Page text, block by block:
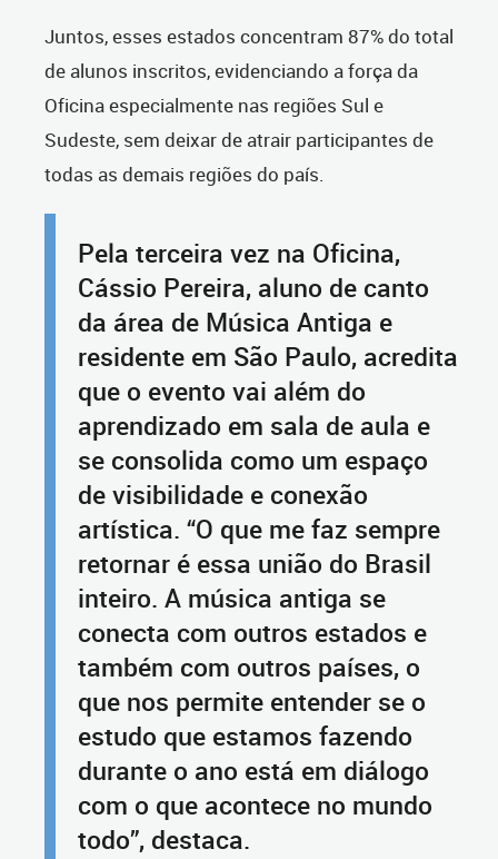
Juntos, esses estados concentram 87% do total
de alunos inscritos, evidenciando a força da
Oficina especialmente nas regiões Sul e
Sudeste, sem deixar de atrair participantes de
todas as demais regiões do país.
Pela terceira vez na Oficina,
Cássio Pereira, aluno de canto
da área de Música Antiga e
residente em São Paulo, acredita
que o evento vai além do
aprendizado em sala de aula e
se consolida como um espaço
de visibilidade e conexão
artística. “O que me faz sempre
retornar é essa união do Brasil
inteiro. A música antiga se
conecta com outros estados e
também com outros países, o
que nos permite entender se o
estudo que estamos fazendo
durante o ano está em diálogo
com o que acontece no mundo
todo”, destaca.